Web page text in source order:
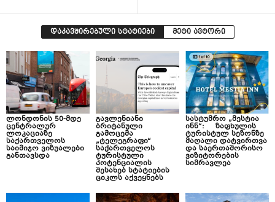
დაკავშირებული სტატიები მეტი ავტორი
ლონდონის 50-მდე
ცენტრალურ
ლოკაციაზე
საქართველოს
საიმიჯო ვიზუალები
განთავსდა
გავლენიანი
ბრიტანული
გამოცემა
„ტელეგრაფი“
საქართველოს
ტურისტული
პოტენციალის
შესახებ სტატიების
ციკლს აქვეყნებს
სასტუმრო „მესტია
ინნ“: ზაფხულის
ტურისტულ სეზონზე
მაღალი დატვირთვა
და საერთაშორისო
ვიზიტორების
სიმრავლეა